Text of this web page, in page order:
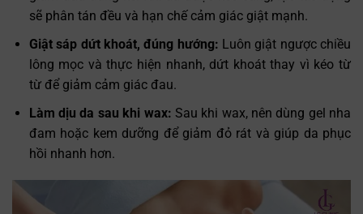
sẽ phân tán đều và hạn chế cảm giác giật mạnh.
Giật sáp dứt khoát, đúng hướng: Luôn giật ngược chiều
lông mọc và thực hiện nhanh, dứt khoát thay vì kéo từ
từ để giảm cảm giác đau.
Làm dịu da sau khi wax: Sau khi wax, nên dùng gel nha
đam hoặc kem dưỡng để giảm đỏ rát và giúp da phục
hồi nhanh hơn.